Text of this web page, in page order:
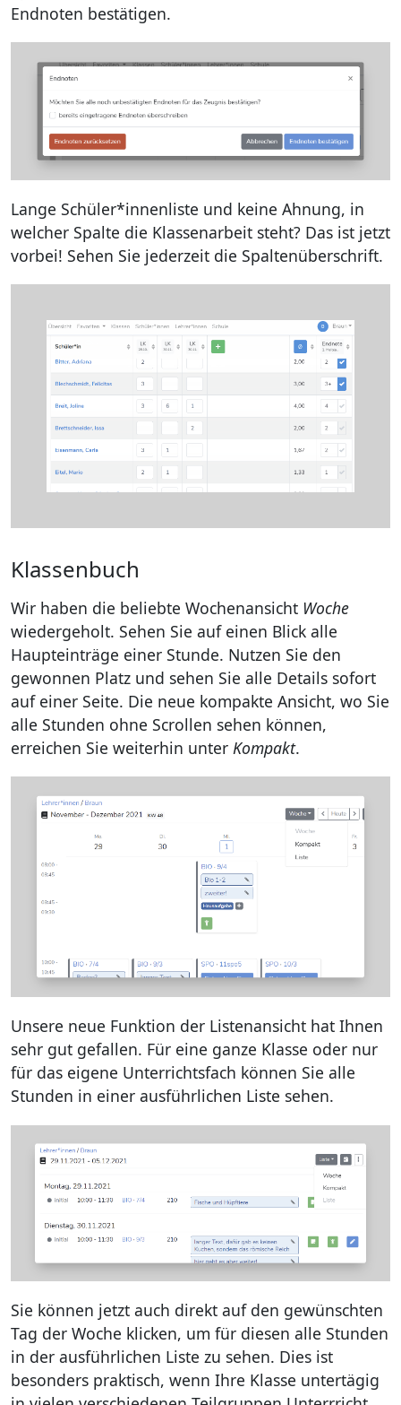
Endnoten bestätigen.
Lange Schüler*innenliste und keine Ahnung, in
welcher Spalte die Klassenarbeit steht? Das ist jetzt
vorbei! Sehen Sie jederzeit die Spaltenüberschrift.
Klassenbuch
Wir haben die beliebte Wochenansicht Woche
wiedergeholt. Sehen Sie auf einen Blick alle
Haupteinträge einer Stunde. Nutzen Sie den
gewonnen Platz und sehen Sie alle Details sofort
auf einer Seite. Die neue kompakte Ansicht, wo Sie
alle Stunden ohne Scrollen sehen können,
erreichen Sie weiterhin unter Kompakt.
Unsere neue Funktion der Listenansicht hat Ihnen
sehr gut gefallen. Für eine ganze Klasse oder nur
für das eigene Unterrichtsfach können Sie alle
Stunden in einer ausführlichen Liste sehen.
Sie können jetzt auch direkt auf den gewünschten
Tag der Woche klicken, um für diesen alle Stunden
in der ausführlichen Liste zu sehen. Dies ist
besonders praktisch, wenn Ihre Klasse untertägig